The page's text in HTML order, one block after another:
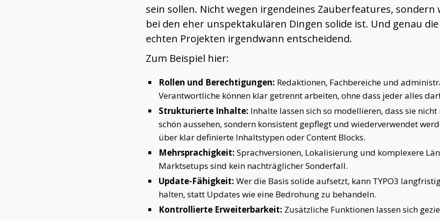
sein sollen. Nicht wegen irgendeines Zauberfeatures, sondern
bei den eher unspektakulären Dingen solide ist. Und genau
echten Projekten irgendwann entscheidend.
Zum Beispiel hier:
Rollen und Berechtigungen: Redaktionen, Fachbereiche und
Verantwortliche können klar getrennt arbeiten, ohne dass jeder alles
Strukturierte Inhalte: Inhalte lassen sich so modellieren, dass sie
schön aussehen, sondern konsistent gepflegt und wiederverwendet
über klar definierte Inhaltstypen oder Content Blocks.
Mehrsprachigkeit: Sprachversionen, Lokalisierung und komplexere
Marktsetups sind kein nachträglicher Sonderfall.
Update-Fähigkeit: Wer die Basis solide aufsetzt, kann TYPO3
halten, statt Updates wie eine Bedrohung zu behandeln.
Kontrollierte Erweiterbarkeit: Zusätzliche Funktionen lassen sich